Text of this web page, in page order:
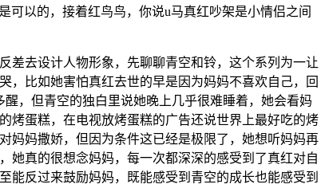
可以的，接着红鸟鸟，你说u马真红吵架是小情侣之间
差去设计人物形象，先聊聊青空和铃，这个系列为一让
，比如她害怕真红去世的早是因为妈妈不喜欢自己，回
，但青空的独白里说她晚上几乎很难睡着，她会看妈
烤蛋糕，在电视放烤蛋糕的广告还说世界上最好吃的烤
妈妈撒娇，但因为条件这已经是极限了，她想听妈妈再
她真的很想念妈妈，每一次都深深的感受到了真红对自
能反过来鼓励妈妈，既能感受到青空的成长也能感受到